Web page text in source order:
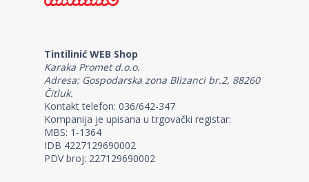
Tintilinić WEB Shop
Karaka Promet d.o.o.
Adresa: Gospodarska zona Blizanci br.2, 88260
Čitluk.
Kontakt telefon: 036/642-347
Kompanija je upisana u trgovački registar:
MBS: 1-1364
IDB 4227129690002
PDV broj: 227129690002